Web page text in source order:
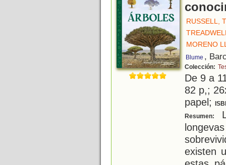
RUSSELL,
MORENO
Blume ,
Colección:
De 9 a
82 p,;
papel;
Resumen:
existen